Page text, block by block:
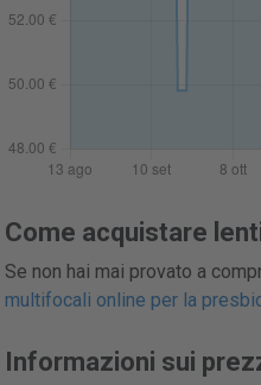
Come acquistare
Se non hai mai provato a
multifocali online per la
Informazioni sui